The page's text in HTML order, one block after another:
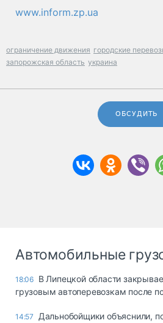
www.inform.zp.ua
ограничение движения городские
запорожская область украина
ОБСУДИТЬ
Автомобильные
18:06 В Липецкой области
грузовым автоперевозкам после
14:57
Дальнобойщики объяснили,